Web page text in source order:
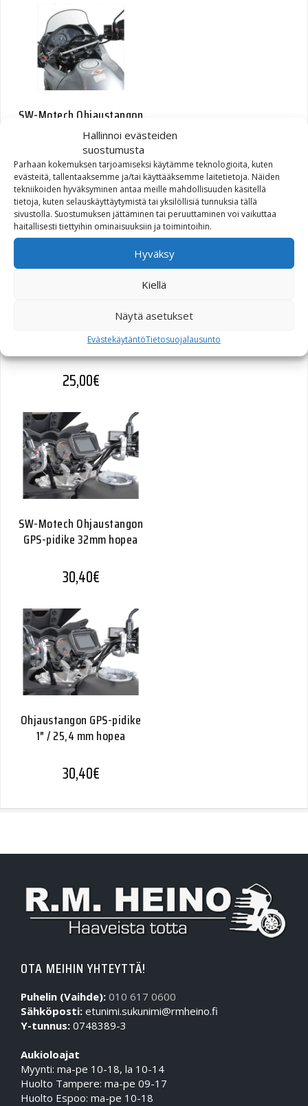
Hallinnoi evästeiden
suostumusta
Parhaan kokemuksen tarjoamiseksi käytämme teknologioita, kuten
evästeitä, tallentaaksemme ja/tai käyttääksemme laitetietoja. Näiden
tekniikoiden hyväksyminen antaa meille mahdollisuuden käsitellä
tietoja, kuten selauskäyttäytymistä tai yksilöllisiä tunnuksia tällä
sivustolla. Suostumuksen jättäminen tai peruuttaminen voi vaikuttaa
haitallisesti tiettyihin ominaisuuksiin ja toimintoihin.
Hyväksy
Kiellä
Näytä asetukset
EvästekäytäntöTietosuojalausunto
SW-Motech Ohjaustangon
välitanko 22mm/28mm
tangot d=12mm hopea
23,00€
RAM-kuula peilinvarteen
(GPS-telineelle)
25,00€
SW-Motech Ohjaustangon
GPS-pidike 32mm hopea
30,40€
Ohjaustangon GPS-pidike
1″ / 25,4 mm hopea
30,40€
OTA MEIHIN YHTEYTTÄ!
Puhelin (Vaihde): 010 617 0600
Sähköposti: etunimi.sukunimi@rmheino.fi
Y-tunnus: 0748389-3
Aukioloajat
Myynti: ma-pe 10-18, la 10-14
Huolto Tampere: ma-pe 09-17
Huolto Espoo: ma-pe 10-18